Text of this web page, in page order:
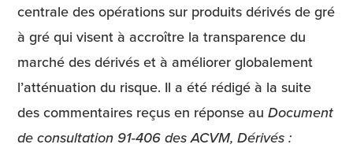
centrale des opérations sur produits dérivés de gré
à gré qui visent à accroître la transparence du
marché des dérivés et à améliorer globalement
l’atténuation du risque. Il a été rédigé à la suite
des commentaires reçus en réponse au Document
de consultation 91‑406 des ACVM, Dérivés :